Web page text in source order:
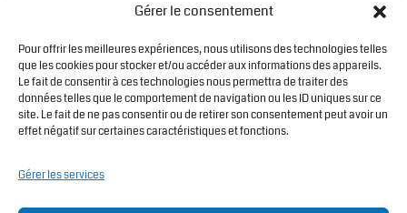
Gérer le consentement
Pour offrir les meilleures expériences, nous utilisons des technologies telles
que les cookies pour stocker et/ou accéder aux informations des appareils.
Le fait de consentir à ces technologies nous permettra de traiter des
données telles que le comportement de navigation ou les ID uniques sur ce
site. Le fait de ne pas consentir ou de retirer son consentement peut avoir un
effet négatif sur certaines caractéristiques et fonctions.
Gérer les services
Cliquez sur « J’accepte » pour activer
Google maps
Politique de cookies
J’accepte
LIENS UTILES